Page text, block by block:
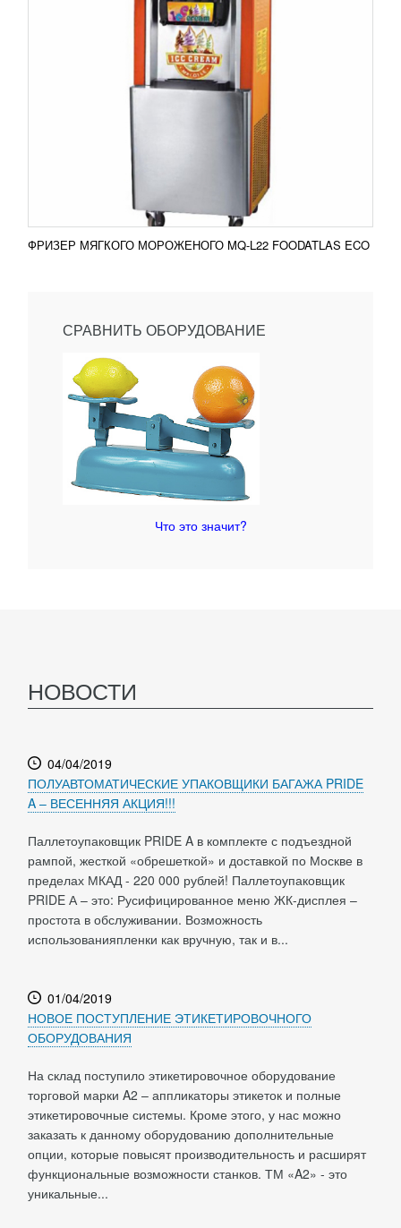
ФРИЗЕР МЯГКОГО МОРОЖЕНОГО MQ-L22 FOODATLAS ECO
СРАВНИТЬ ОБОРУДОВАНИЕ
Что это значит?
НОВОСТИ
04/04/2019
ПОЛУАВТОМАТИЧЕСКИЕ УПАКОВЩИКИ БАГАЖА PRIDE
A – ВЕСЕННЯЯ АКЦИЯ!!!
Паллетоупаковщик PRIDE A в комплекте с подъездной
рампой, жесткой «обрешеткой» и доставкой по Москве в
пределах МКАД - 220 000 рублей! Паллетоупаковщик
PRIDE А – это: Русифицированное меню ЖК-дисплея –
простота в обслуживании. Возможность
использованияпленки как вручную, так и в...
01/04/2019
НОВОЕ ПОСТУПЛЕНИЕ ЭТИКЕТИРОВОЧНОГО
ОБОРУДОВАНИЯ
На склад поступило этикетировочное оборудование
торговой марки A2 – аппликаторы этикеток и полные
этикетировочные системы. Кроме этого, у нас можно
заказать к данному оборудованию дополнительные
опции, которые повысят производительность и расширят
функциональные возможности станков. ТМ «A2» - это
уникальные...